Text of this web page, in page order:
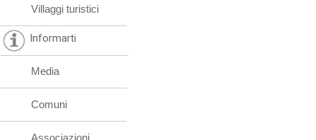
Villaggi turistici
Informarti
Media
Comuni
Associazioni